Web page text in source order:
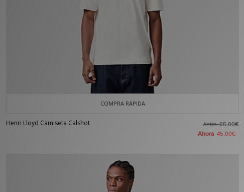
COMPRA RÁPIDA
Henri Lloyd Camiseta Calshot Antes65,00€
Ahora 45,00€